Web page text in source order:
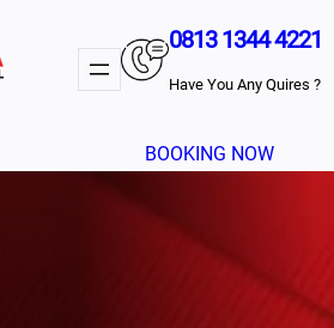
0813 1344 4221
Have You Any Quires ?
BOOKING NOW